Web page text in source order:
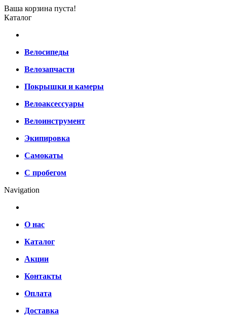
Ваша корзина пуста!
Каталог
Велосипеды
Велозапчасти
Покрышки и камеры
Велоаксессуары
Велоинструмент
Экипировка
Самокаты
С пробегом
Navigation
О нас
Каталог
Акции
Контакты
Оплата
Доставка